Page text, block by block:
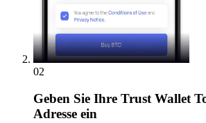
02
Geben Sie Ihre Trust Wallet
Adresse ein